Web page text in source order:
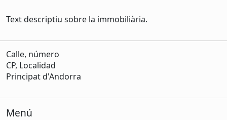
Text descriptiu sobre la immobiliària.
Calle, número
CP, Localidad
Principat d'Andorra
Menú